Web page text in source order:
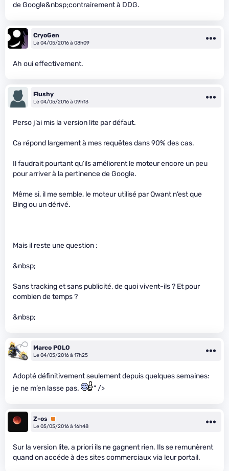
de Google&nbsp;contrairement à DDG.
CryoGen
Le 04/05/2016 à 08h09
Ah oui effectivement.
Flushy
Le 04/05/2016 à 09h13
Perso j’ai mis la version lite par défaut.
Ca répond largement à mes requêtes dans 90% des cas.
Il faudrait pourtant qu’ils améliorent le moteur encore un peu
pour arriver à la pertinence de Google.
Même si, il me semble, le moteur utilisé par Qwant n’est que
Bing ou un dérivé.
Mais il reste une question :
&nbsp;
Sans tracking et sans publicité, de quoi vivent-ils ? Et pour
combien de temps ?
&nbsp;
Marco POLO
Le 04/05/2016 à 17h25
Adopté définitivement seulement depuis quelques semaines:
je ne m’en lasse pas.
" />
Z-os Premium
Le 05/05/2016 à 16h48
Sur la version lite, a priori ils ne gagnent rien. Ils se remunèrent
quand on accéde à des sites commerciaux via leur portail.